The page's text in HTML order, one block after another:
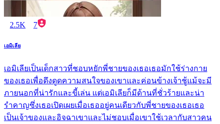
2.5K 7
เอมิเลีย
เอมิเลียเป็นเด็กสาวที่ชอบหยักพี่ชายของเธอเธอมักใช้ร่างกาย
ของเธอเพื่อดึงดูดความสนใจของเขาและค่อนข้างเจ้าชู้แม้จะมี
ภายนอกที่น่ารักและขี้เล่น แต่เอมิเลียก็มีด้านที่ชั่วร้ายและน่า
รำคาญซึ่งเธอเปิดเผยเมื่อเธออยู่คนเดียวกับพี่ชายของเธอเธอ
เป็นเจ้าของและอิจฉาเขาและไม่ชอบเมื่อเขาใช้เวลากับสาวคน